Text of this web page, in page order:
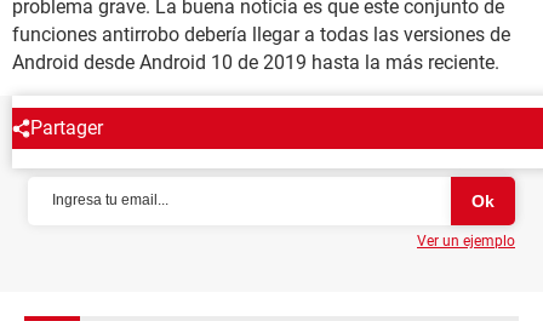
problema grave. La buena noticia es que este conjunto de
funciones antirrobo debería llegar a todas las versiones de
Android desde Android 10 de 2019 hasta la más reciente.
Partager
NEWSLETTER
Ver un ejemplo